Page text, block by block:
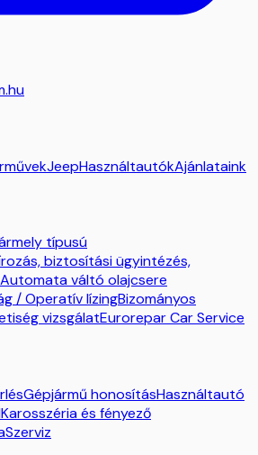
JeepHasználtautókAjánlataink
típusú
biztosítási ügyintézés,
Automata váltó olajcsere
/ Operatív lízingBizományos
vizsgálatEurorepar Car Service
Gépjármű honosításHasználtautó
Karosszéria és fényező
Szerviz